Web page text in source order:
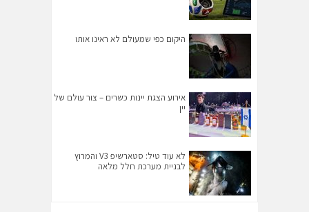
היקום כפי שמעולם לא ראינו אותו
אירוע הצגת יינות כשרים – צור עולם של
יין
לא עוד טיל: סטארשיפ V3 והמרוץ
לבניית מערכת חלל מלאה